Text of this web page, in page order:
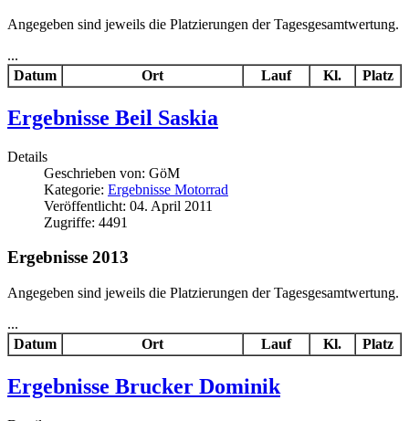
Angegeben sind jeweils die Platzierungen der Tagesgesamtwertung.
...
Datum
Ort Lauf Kl. Platz
Ergebnisse Beil Saskia
Details
Geschrieben von: GöM
Kategorie: Ergebnisse Motorrad
Veröffentlicht: 04. April 2011
Zugriffe: 4491
Ergebnisse 2013
Angegeben sind jeweils die Platzierungen der Tagesgesamtwertung.
...
Datum
Ort Lauf Kl. Platz
Ergebnisse Brucker Dominik